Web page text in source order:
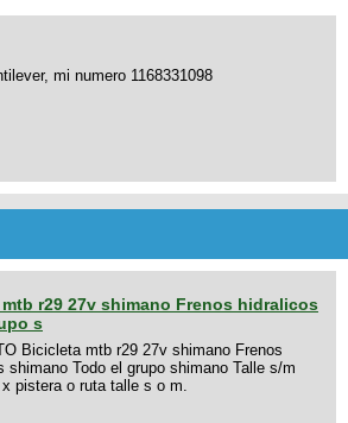
mi numero 1168331098
mtb r29 27v shimano Frenos hidralicos
s
Bicicleta mtb r29 27v shimano Frenos
shimano Todo el grupo shimano Talle s/m
pistera o ruta talle s o m.